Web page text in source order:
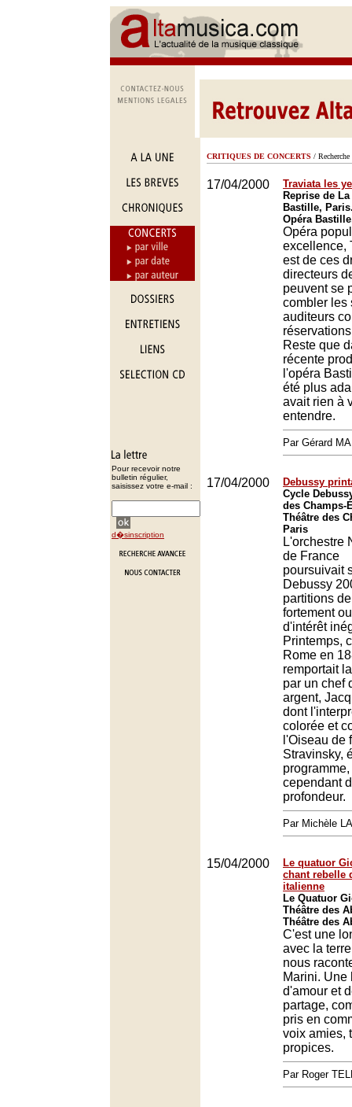
Pour recevoir notre
bulletin régulier,
saisissez votre e-mail :
d�sinscription
CRITIQUES DE CONCERTS / Recherche
17/04/2000
Traviata les
Reprise de
Bastille,
Opéra
Opéra
excellence,
est de ces
directeurs
peuvent se
combler les
auditeurs
Reste que
récente
l'opéra
été plus
avait rien à
entendre.
Par Gérard
17/04/2000
Debussy
Cycle
des Champs-
Théâtre des
Paris
L'orchestre
de France
poursuivait
Debussy
partitions
fortement
d'intérêt
Printemps,
Rome en
remportait
par un chef
argent,
dont
colorée et
l'Oiseau de
Stravinsky,
cependant
profondeur.
Par Michèle
15/04/2000
Le quatuor
chant rebelle
italienne
Le Quatuor
Théâtre des
Théâtre des
C'est une
avec la
nous
Marini. Une
d'amour et
partage,
pris en
voix amies,
propices.
Par Roger